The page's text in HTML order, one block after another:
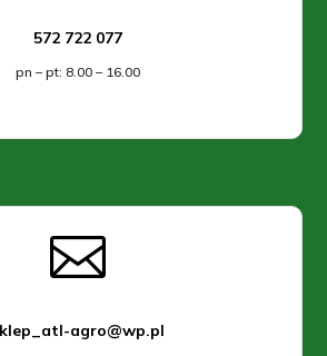
572 722 077
pn – pt: 8.00 – 16.00

agro@wp.pl